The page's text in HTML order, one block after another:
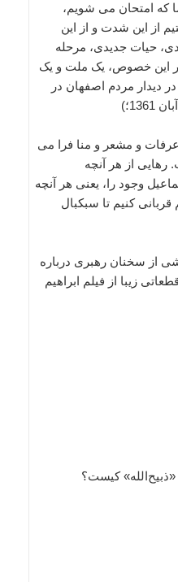
امتحان می شویم،
از این شدت و از این
حیات جدیدی، مرحله
این خصوص، یک ملت و یک
ديدار مردم اصفهان در
و مشعر و منا فرا مى
از هر آنچه
وجود را، یعنى هر آنچه
قربانى کنیم تا سبکبال
از سخنان رهبری درباره
زیبا از فیلم ابراهیم
«ذبیح‌الله» کیست؟